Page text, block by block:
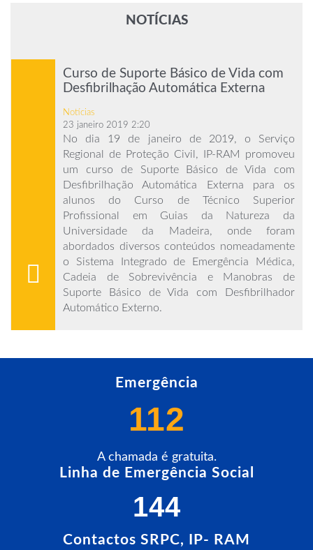
NOTÍCIAS
Curso de Suporte Básico de Vida com
Desfibrilhação Automática Externa
Notícias
23 janeiro 2019 2:20
No dia 19 de janeiro de 2019, o Serviço
Regional de Proteção Civil, IP-RAM promoveu
um curso de Suporte Básico de Vida com
Desfibrilhação Automática Externa para os
alunos do Curso de Técnico Superior
Profissional em Guias da Natureza da
Universidade da Madeira, onde foram
abordados diversos conteúdos nomeadamente
o Sistema Integrado de Emergência Médica,
Cadeia de Sobrevivência e Manobras de
Suporte Básico de Vida com Desfibrilhador
Automático Externo.
RECERTIFICAÇÃO DE TRIPULANTE
DE AMBULÂNCIA DE SOCORRO
Notícias
Emergência
112
A chamada é gratuita.
Linha de Emergência Social
144
Contactos SRPC, IP- RAM